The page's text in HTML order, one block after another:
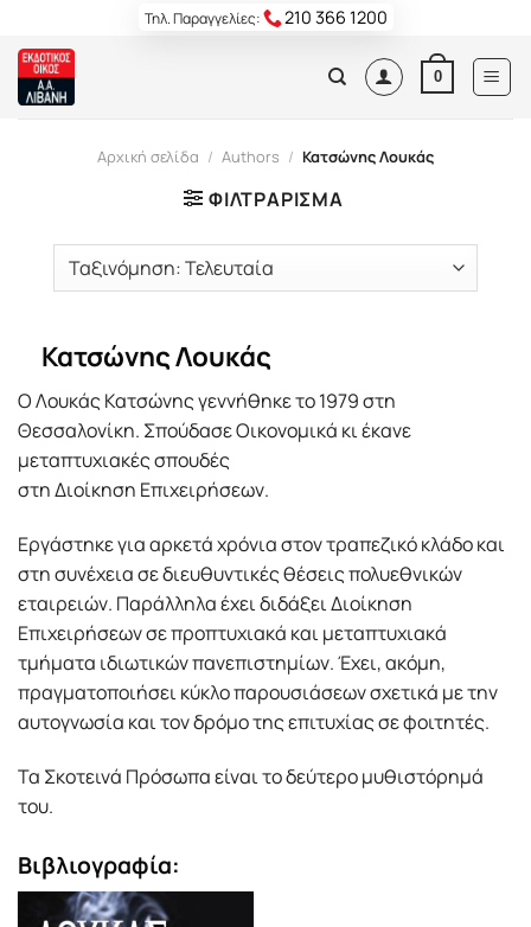
content
Τηλ. Παραγγελίες: 210 366 1200
0
Αρχική σελίδα / Authors / Κατσώνης Λουκάς
ΦΙΛΤΡΆΡΙΣΜΑ
Κατσώνης Λουκάς
Ο Λουκάς Κατσώνης γεννήθηκε το 1979 στη
Θεσσαλονίκη. Σπούδασε Οικονομικά κι έκανε
μεταπτυχιακές σπουδές
στη Διοίκηση Επιχειρήσεων.
Εργάστηκε για αρκετά χρόνια στον τραπεζικό κλάδο και
στη συνέχεια σε διευθυντικές θέσεις πολυεθνικών
εταιρειών. Παράλληλα έχει διδάξει Διοίκηση
Επιχειρήσεων σε προπτυχιακά και μεταπτυχιακά
τμήματα ιδιωτικών πανεπιστημίων. Έχει, ακόμη,
πραγματοποιήσει κύκλο παρουσιάσεων σχετικά με την
αυτογνωσία και τον δρόμο της επιτυχίας σε φοιτητές.
Τα Σκοτεινά Πρόσωπα είναι το δεύτερο μυθιστόρημά
του.
Βιβλιογραφία: